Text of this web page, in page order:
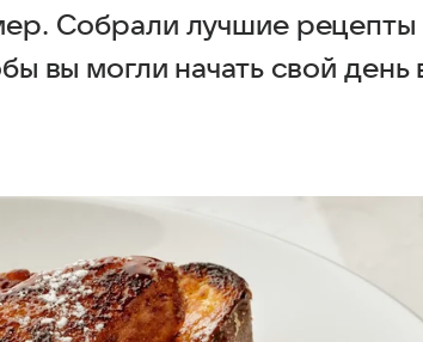
Собрали лучшие рецепты
вы могли начать свой день